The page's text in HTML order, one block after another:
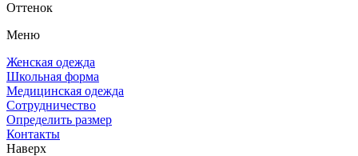
Оттенок
Меню
Женская одежда
Школьная форма
Медицинская одежда
Сотрудничество
Определить размер
Контакты
Наверх